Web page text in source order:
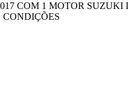
COM 1 MOTOR